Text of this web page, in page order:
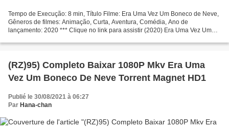
Tempo de Execução: 8 min, Título Filme: Era Uma Vez Um Boneco de Neve,
Gêneros de filmes: Animação, Curta, Aventura, Comédia, Ano de
lançamento: 2020 *** Clique no link para assistir (2020) Era Uma Vez Um
(RZ)95) Completo Baixar 1080P Mkv Era Uma
Vez Um Boneco De Neve Torrent Magnet HD1
Publié le 30/08/2021 à 06:27
Par Hana-chan